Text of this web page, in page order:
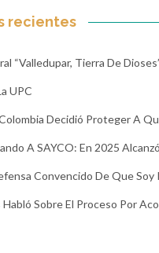
recientes
“Valledupar, Tierra De
UPC
Decidió Proteger A
A SAYCO: En 2025
Convencido De Que Soy
Sobre El Proceso Por